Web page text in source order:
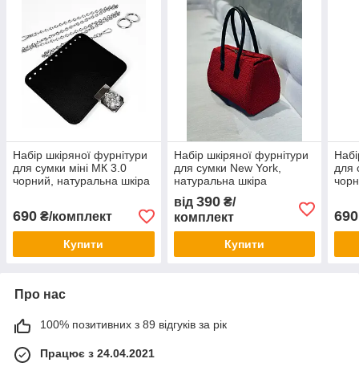
Набір шкіряної фурнітури
для сумки міні МК 3.0
чорний, натуральна шкіра
690 ₴/комплект
Купити
Набір шкіряної фурнітури
для cумки New York,
натуральна шкіра
від 390₴/
комплект
Купити
для
690
Про нас
100% позитивних з 89 відгуків за рік
Працює з 24.04.2021